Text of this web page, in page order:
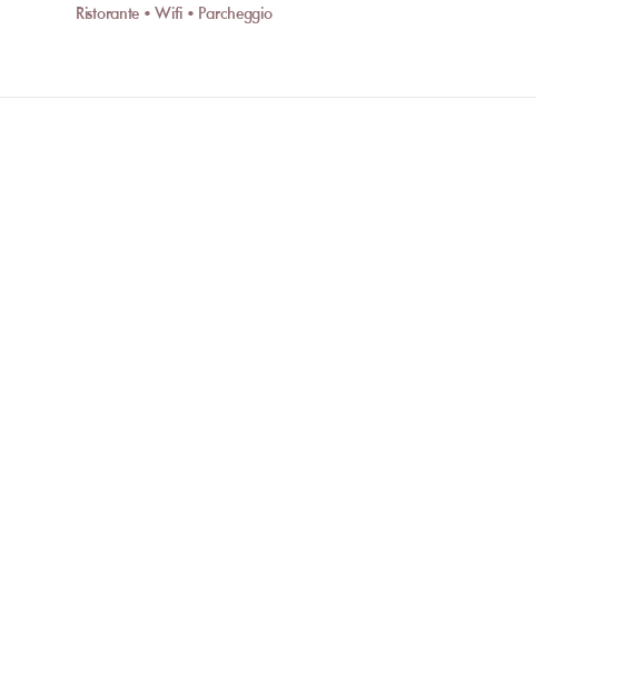
Ristorante • Wifi • Parcheggio